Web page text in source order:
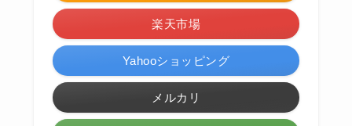
楽天市場
Yahooショッピング
メルカリ